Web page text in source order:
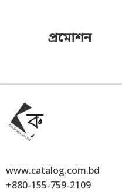
প্রমোশন
www.catalog.com.bd
+880-155-759-2109